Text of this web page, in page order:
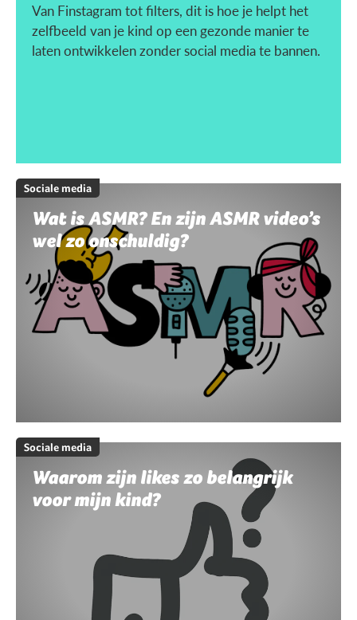
Van Finstagram tot filters, dit is hoe je helpt het
zelfbeeld van je kind op een gezonde manier te
laten ontwikkelen zonder social media te bannen.
Sociale media
Wat is ASMR? En zijn ASMR video’s
wel zo onschuldig?
Sociale media
Waarom zijn likes zo belangrijk
voor mijn kind?